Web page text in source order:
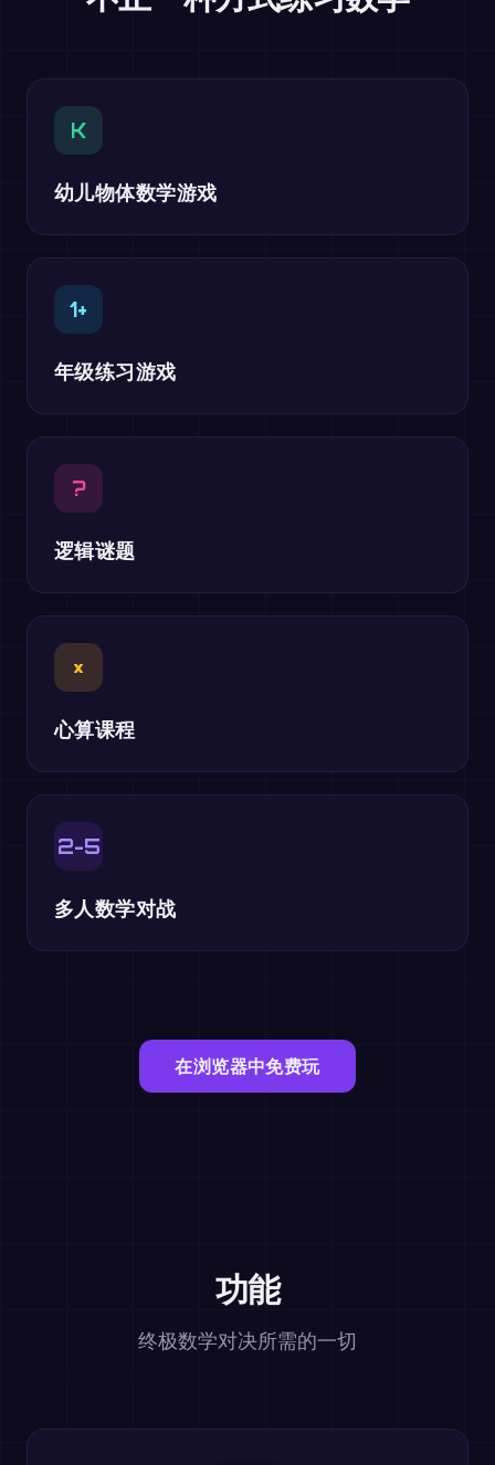
K
幼儿物体数学游戏
1+
年级练习游戏
?
逻辑谜题
×
心算课程
2-5
多人数学对战
在浏览器中免费玩
功能
终极数学对决所需的一切